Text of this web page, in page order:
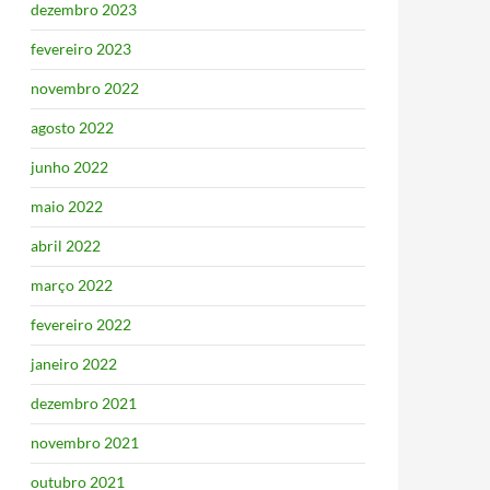
dezembro 2023
fevereiro 2023
novembro 2022
agosto 2022
junho 2022
maio 2022
abril 2022
março 2022
fevereiro 2022
janeiro 2022
dezembro 2021
novembro 2021
outubro 2021